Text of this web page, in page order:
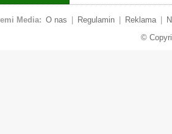
Media: O nas Regulamin Reklama
©